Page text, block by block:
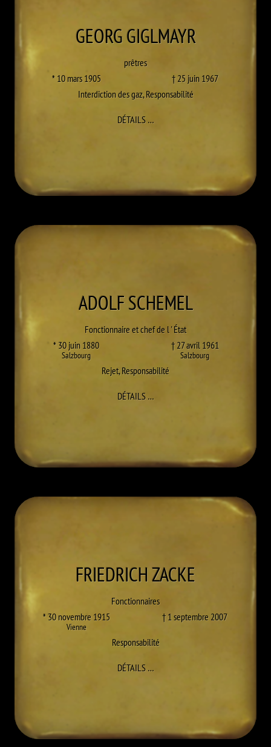
GEORGGIGLMAYR
prêtres
* 10 mars 1905
† 25 juin 1967
Interdiction des gaz,Responsabilité
DÉTAILS…À GEORG GIGLMAYR
ADOLFSCHEMEL
Fonctionnaire et chef de l ' État
* 30 juin 1880
Salzbourg
† 27 avril 1961
Salzbourg
Rejet,Responsabilité
DÉTAILS…À ADOLF SCHEMEL
FRIEDRICHZACKE
Fonctionnaires
* 30 novembre 1915
Vienne
† 1 septembre 2007
Responsabilité
DÉTAILS…À FRIEDRICH ZACKE